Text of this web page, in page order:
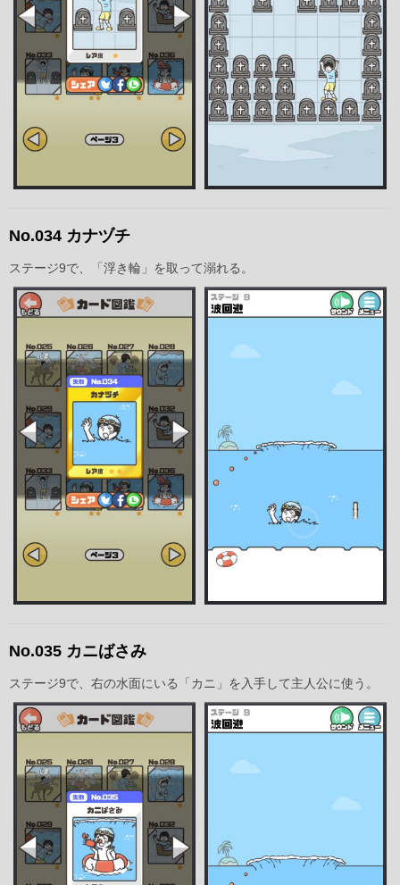
No.034 カナヅチ
ステージ9で、「浮き輪」を取って溺れる。
No.035 カニばさみ
ステージ9で、右の水面にいる「カニ」を入手して主人公に使う。